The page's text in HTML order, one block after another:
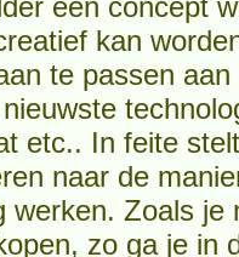
een concept
kan
te passen
etc.. In feite
naar de
werken. Zoals
zo ga je in